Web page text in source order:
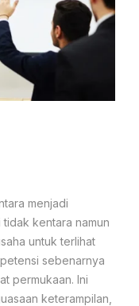
menjadi
kentara namun
untuk terlihat
sebenarnya
permukaan. Ini
keterampilan,